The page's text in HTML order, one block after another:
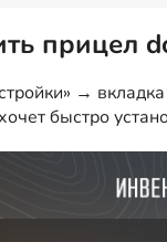
прицел
→
быстро